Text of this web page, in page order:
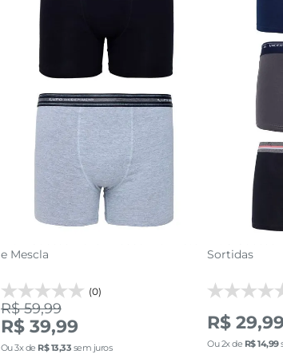
P M G GG
adicionar a sacola
e Mescla
(0)
R$ 59,99
R$ 39,99
Ou3x de R$13,33 sem juros
Sortidas
R$ 29,99
Ou2x de R$14,99